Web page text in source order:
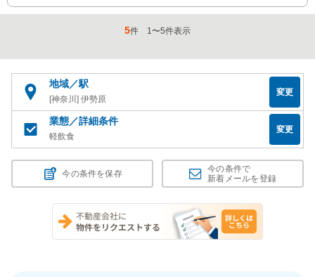
5件 1〜5件表示
地域／駅
[神奈川] 伊勢原
変更
業態／詳細条件
軽飲食
変更
今の条件を保存
今の条件で
新着メールを登録